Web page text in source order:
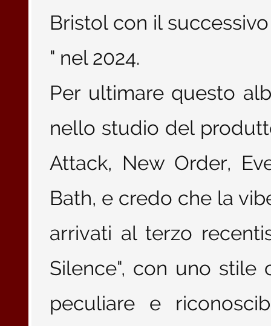
Bristol con il
" nel 2024.
Per ultimare questo
nello studio del
Attack, New Order,
Bath, e credo che la
arrivati al terzo
Silence", con uno stile
peculiare e